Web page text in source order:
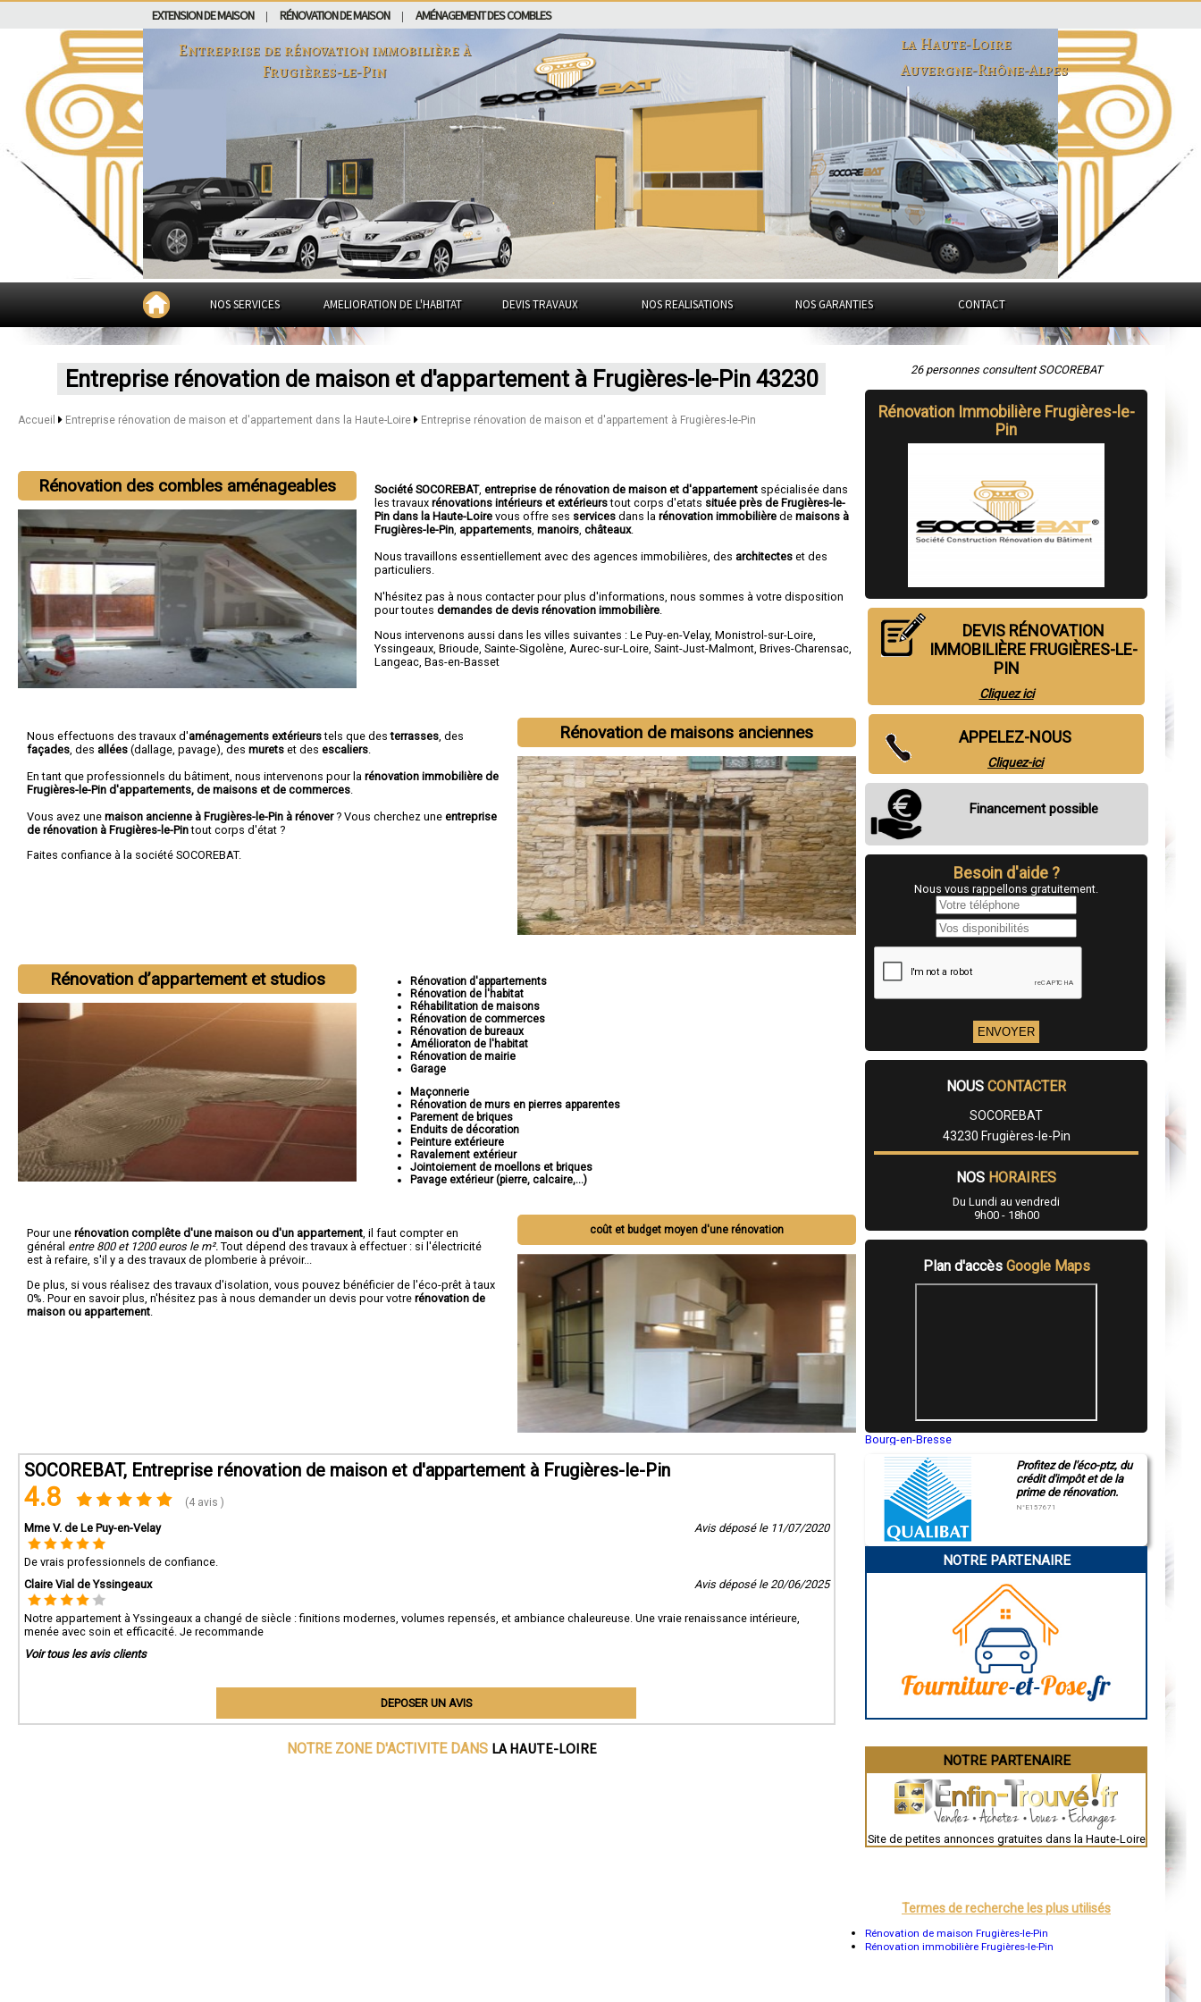
EXTENSION DE MAISON RÉNOVATION DE MAISON AMÉNAGEMENT DES COMBLES
Entreprise de rénovation immobilière à
Frugières-le-Pin
la Haute-Loire
Auvergne-Rhône-Alpes
NOS SERVICES AMELIORATION DE L'HABITAT DEVIS TRAVAUX NOS REALISATIONS NOS GARANTIES CONTACT
Entreprise rénovation de maison et d'appartement à Frugières-le-Pin 43230
Accueil Entreprise rénovation de maison et d'appartement dans la Haute-Loire Entreprise rénovation de maison et d'appartement à Frugières-le-Pin
Rénovation des combles aménageables Société SOCOREBAT,entreprise de rénovation de maison et d'appartement spécialisée dans
les travauxrénovations intérieurs et extérieurstout corps d'etats située près de Frugières-le-
Pin dans la Haute-Loirevous offre ses services dans larénovation immobilière demaisons à
Frugières-le-Pin appartements ,manoirs ,châteaux.
Nous travaillons essentiellement avec des agences immobilières, des architectes et des
particuliers.
N'hésitez pas à nous contacter pour plus d'informations, nous sommes à votre disposition
pour toutesdemandes de devis rénovation immobilière
Nous intervenons aussi dans les villes suivantes :Le Puy-en-Velay,Monistrol-sur-Loire
Yssingeaux ,Brioude ,Sainte-Sigolène Aurec-sur-Loire ,Saint-Just-Malmont ,Brives-Charensac
Langeac ,Bas-en-Basset
Rénovation de maisons anciennes
Nous effectuons des travaux d'aménagements extérieurstels que desterrasses , des
façades , des allées (dallage, pavage), des murets et des escaliers
En tant que professionnels du bâtiment, nous intervenons pour la rénovation immobilière de
Frugières-le-Pin d'appartements, de maisons et de commerces
Vous avez une maison ancienne à Frugières-le-Pin à rénover? Vous cherchez une entreprise
de rénovation à Frugières-le-Pintout corps d'état ?
Faites confiance à la société SOCOREBAT.
Rénovation d’appartement et studios
Rénovation d'appartements
Rénovation de l'habitat
Réhabilitation de maisons
Rénovation de commerces
Rénovation de bureaux
Amélioraton de l'habitat
Rénovation de mairie
Garage
Maçonnerie
Rénovation de murs en pierres apparentes
Parement de briques
Enduits de décoration
Peinture extérieure
Ravalement extérieur
Jointoiement de moellons et briques
Pavage extérieur (pierre, calcaire,...)
coût et budget moyen d'une rénovation
Pour une rénovation complête d'une maison ou d'un appartement , il faut compter en
général entre 800 et 1200 euros le m². Tout dépend des travaux à effectuer : si l'électricité
est à refaire, s'il y a des travaux de plomberie à prévoir...
De plus, si vous réalisez des travaux d'isolation, vous pouvez bénéficier de l'éco-prêt à taux
0%. Pour en savoir plus, n'hésitez pas à nous demander un devis pour votre rénovation de
maison ou appartement
SOCOREBAT, Entreprise rénovation de maison et d'appartement à Frugières-le-Pin
4.8 (4 avis )
Mme V. de Le Puy-en-Velay Avis déposé le 11/07/2020
De vrais professionnels de confiance.
Claire Vial de Yssingeaux
Avis déposé le 20/06/2025
Notre appartement à Yssingeaux a changé de siècle : finitions modernes, volumes repensés, et ambiance chaleureuse. Une vraie renaissance intérieure,
menée avec soin et efficacité. Je recommande
Voir tous les avis clients
DEPOSER UN AVIS
NOTRE ZONE D'ACTIVITE DANS LA HAUTE-LOIRE
26 personnes consultent SOCOREBAT
Rénovation Immobilière Frugières-le-
Pin
DEVIS RÉNOVATION
IMMOBILIÈRE FRUGIÈRES-LE-
PIN
Cliquez ici
APPELEZ-NOUS
Cliquez-ici
Financement possible
Besoin d'aide ?
Nous vous rappellons gratuitement.
NOUS CONTACTER
SOCOREBAT
43230 Frugières-le-Pin
NOS HORAIRES
Du Lundi au vendredi
9h00 - 18h00
Plan d'accès Google Maps
Bourg-en-Bresse
Montluçon
Manosque
Gap
Charleville-Mézières
Pamiers
Narbonne
Brive-la-Gaillarde
Guéret
Besançon
Évreux
Chartres
Nîmes
Auch
Dole
Mont-de-Marsan
Profitez de l'éco-ptz, du
crédit d'impôt et de la
prime de rénovation.
N°E157671
NOTRE PARTENAIRE
NOTRE PARTENAIRE
Site de petites annonces gratuites dans la Haute-Loire
Termes de recherche les plus utilisés
Rénovation de maison Frugières-le-Pin
Rénovation immobilière Frugières-le-Pin